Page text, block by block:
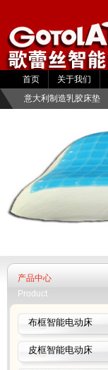
首页 关于我们
直销商城
意大利制造乳胶床垫
产品中心
Product
布框智能电动床
皮框智能电动床